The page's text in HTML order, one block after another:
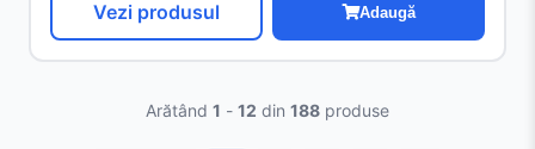
Vezi produsul Adaugă
Arătând 1 - 12 din 188 produse